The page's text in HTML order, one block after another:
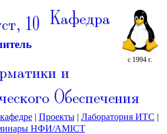
10
с 1994 г.
Кафедра
и
Обеспечения
| Проекты| Лаборатория ИТС |
НФИ/AMICT